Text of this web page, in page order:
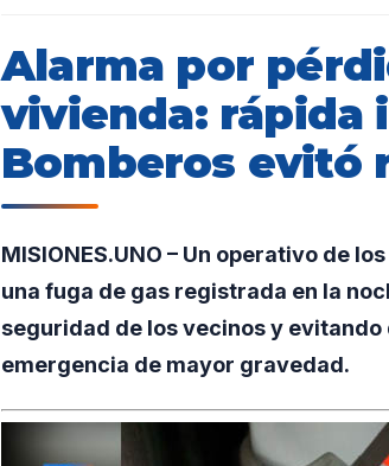
Alarma por
vivienda: rápida
Bomberos evitó
MISIONES.UNO – Un operativo de
una fuga de gas registrada en la
seguridad de los vecinos y
emergencia de mayor gravedad.